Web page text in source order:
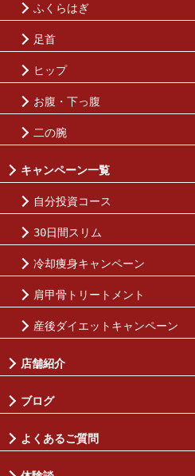
ふくらはぎ
足首
ヒップ
お腹・下っ腹
二の腕
キャンペーン一覧
自分投資コース
30日間スリム
冷却痩身キャンペーン
肩甲骨トリートメント
産後ダイエットキャンペーン
店舗紹介
ブログ
よくあるご質問